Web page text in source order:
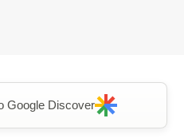
Google Discover